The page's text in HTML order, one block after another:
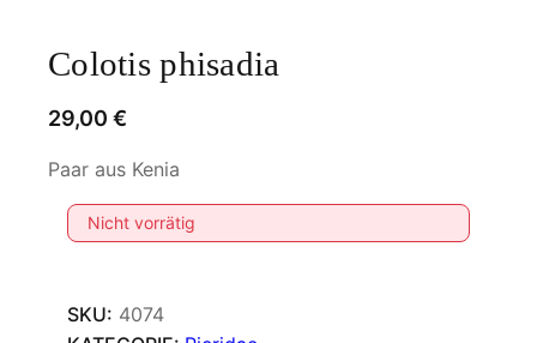
Colotis phisadia
29,00 €
Paar aus Kenia
Nicht vorrätig
SKU: 4074